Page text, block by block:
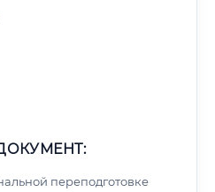
переподготовке